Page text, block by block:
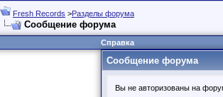
Fresh Records >Разделы форума
Сообщение форума
Справка
Сообщение форума
Вы не авторизованы на